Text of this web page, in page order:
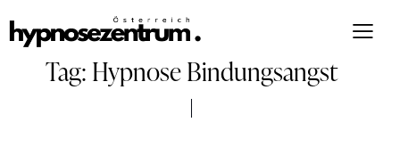
Tag: Hypnose Bindungsangst